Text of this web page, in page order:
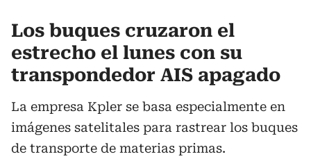
Los buques cruzaron el
estrecho el lunes con su
transpondedor AIS apagado
La empresa Kpler se basa especialmente en
imágenes satelitales para rastrear los buques
de transporte de materias primas.